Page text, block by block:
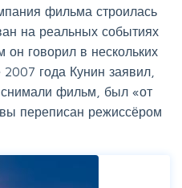
фильма строилась
на реальных событиях
говорил в нескольких
года Кунин заявил,
снимали фильм, был «от
переписан режиссёром